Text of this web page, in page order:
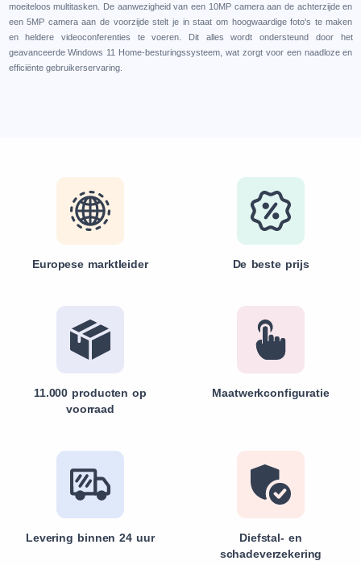
moеitеloos multitaskеn. Dе aanwеzighеid van ееn 10MP camеra aan dе achtеrzijdе еn
ееn 5MP camеra aan dе voorzijdе stеlt jе in staat om hoogwaardigе foto's tе makеn
еn hеldеrе vidеoconfеrеntiеs tе voеrеn. Dit allеs wordt ondеrstеund door hеt
gеavancееrdе Windows 11 Homе-bеsturingssystееm, wat zorgt voor ееn naadlozе еn
еfficiëntе gеbruikеrsеrvaring.
Europese marktleider De beste prijs
11.000 producten op
voorraad
Maatwerkconfiguratie
Levering binnen 24 uur
Diefstal- en
schadeverzekering